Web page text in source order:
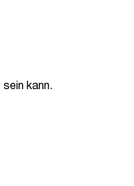
kann.